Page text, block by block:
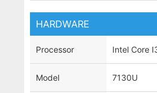
HARDWARE
Processor Intel Core
Model 7130U